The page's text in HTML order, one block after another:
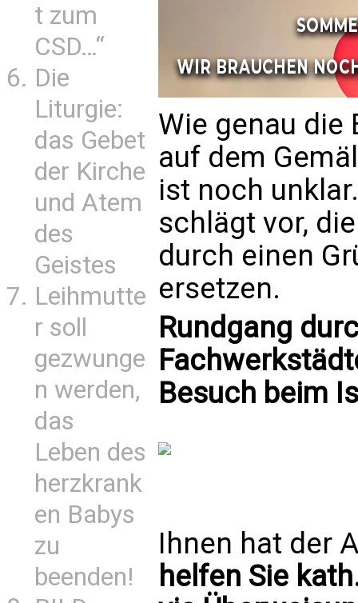
t zum
CSD…“
Die
Liturgie:
das Gebet
der Kirche
und Atem
des
Geistes
Leihmutte
r soll
gezwunge
n werden,
das
Leben des
herzkrank
en Babys
zu
beenden!
Wie genau die
auf dem
ist noch
schlägt vor,
durch einen
ersetzen.
Rundgang
Besuch beim
Ihnen hat der
helfen Sie